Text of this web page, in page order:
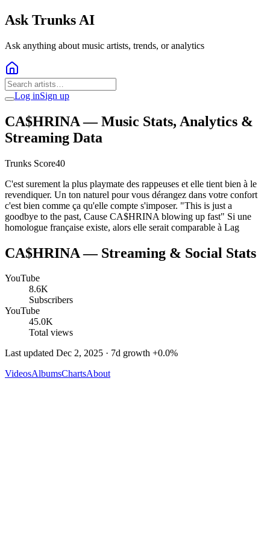
Ask Trunks AI
Ask anything about music artists, trends, or analytics
Log inSign up
CA$HRINA— Music Stats, Analytics &
Streaming Data
Trunks Score40
C'est surement la plus playmate des rappeuses et elle tient bien à le
revendiquer. Un ton naturel pour vous dérangez dans votre confort
c'est bien comme ça qu'elle compte s'imposer. "This is just a
goodbye to the past, Cause CA$HRINA blowing up fast" Si une
homologue française existe, alors elle serait comparable à Lag
CA$HRINA— Streaming & Social Stats
YouTube
8.6K
Subscribers
YouTube
45.0K
Total views
Last updated Dec 2, 2025 · 7d growth +0.0%
VideosAlbumsChartsAbout